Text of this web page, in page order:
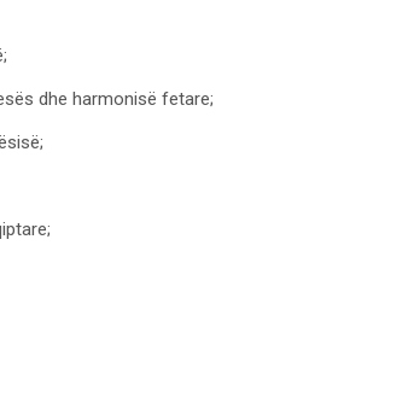
dhe harmonisë fetare;